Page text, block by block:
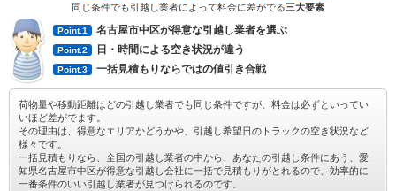
同じ条件でも引越し業者によって料金に差がでる三大要素
Point.1 名古屋市中区が得意な引越し業者を選ぶ
Point.2 日・時間による空き状況が違う
Point.3 一括見積もりならではの値引き合戦
荷物量や移動距離はどの引越し業者でも同じ条件ですが、料金は必ずといってい
いほど差がでます。
その理由は、得意なエリアかどうかや、引越し希望日のトラックの空き状況など
様々です。
一括見積もりなら、全国の引越し業者の中から、あなたの引越し条件にあう、愛
知県名古屋市中区が得意な引越し会社に一括で見積もりがとれるので、効率的に
一番条件のいい引越し業者が見つけられるのです。